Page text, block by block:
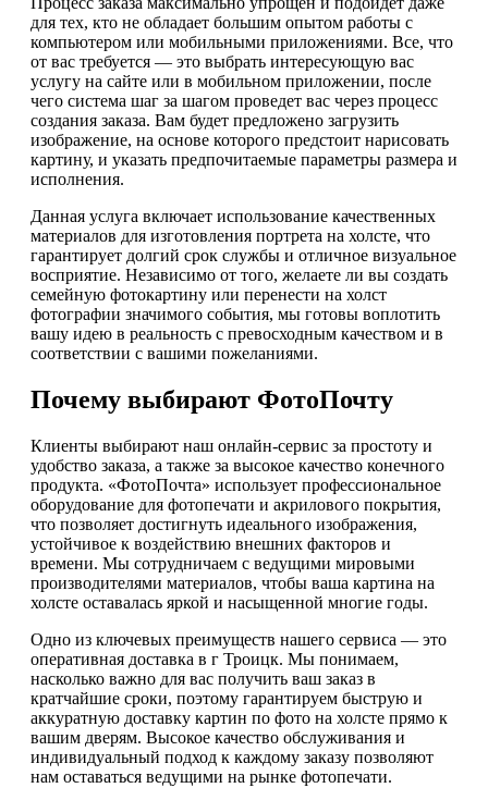
для тех, кто не обладает большим опытом работы с
компьютером или мобильными приложениями. Все, что
от вас требуется — это выбрать интересующую вас
услугу на сайте или в мобильном приложении, после
чего система шаг за шагом проведет вас через процесс
создания заказа. Вам будет предложено загрузить
изображение, на основе которого предстоит нарисовать
картину, и указать предпочитаемые параметры размера и
исполнения.
Данная услуга включает использование качественных
материалов для изготовления портрета на холсте, что
гарантирует долгий срок службы и отличное визуальное
восприятие. Независимо от того, желаете ли вы создать
семейную фотокартину или перенести на холст
фотографии значимого события, мы готовы воплотить
вашу идею в реальность с превосходным качеством и в
соответствии с вашими пожеланиями.
Почему выбирают ФотоПочту
Клиенты выбирают наш онлайн-сервис за простоту и
удобство заказа, а также за высокое качество конечного
продукта. «ФотоПочта» использует профессиональное
оборудование для фотопечати и акрилового покрытия,
что позволяет достигнуть идеального изображения,
устойчивое к воздействию внешних факторов и
времени. Мы сотрудничаем с ведущими мировыми
производителями материалов, чтобы ваша картина на
холсте оставалась яркой и насыщенной многие годы.
Одно из ключевых преимуществ нашего сервиса — это
оперативная доставка в г Троицк. Мы понимаем,
насколько важно для вас получить ваш заказ в
кратчайшие сроки, поэтому гарантируем быструю и
аккуратную доставку картин по фото на холсте прямо к
вашим дверям. Высокое качество обслуживания и
индивидуальный подход к каждому заказу позволяют
нам оставаться ведущими на рынке фотопечати.